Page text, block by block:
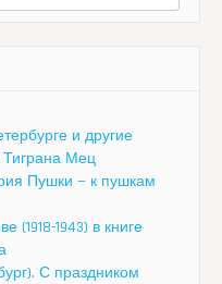
и другие
Мец
Пушки — к пушкам
(1918-1943) в книге
С праздником